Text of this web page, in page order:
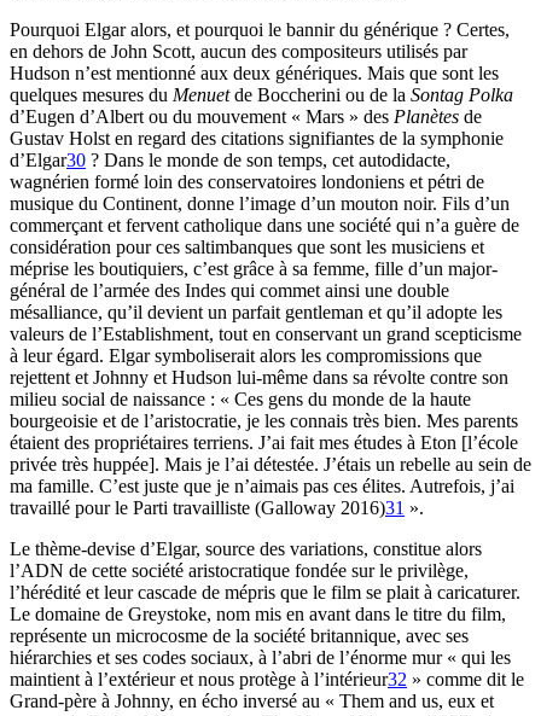
Pourquoi Elgar alors, et pourquoi le bannir du générique ? Certes,
en dehors de John Scott, aucun des compositeurs utilisés par
Hudson n’est mentionné aux deux génériques. Mais que sont les
quelques mesures du Menuetde Boccherini ou de la Sontag Polka
d’Eugen d’Albert ou du mouvement « Mars » des Planètes de
Gustav Holst en regard des citations signifiantes de la symphonie
d’Elgar30 ? Dans le monde de son temps, cet autodidacte,
wagnérien formé loin des conservatoires londoniens et pétri de
musique du Continent, donne l’image d’un mouton noir. Fils d’un
commerçant et fervent catholique dans une société qui n’a guère de
considération pour ces saltimbanques que sont les musiciens et
méprise les boutiquiers, c’est grâce à sa femme, fille d’un major-
général de l’armée des Indes qui commet ainsi une double
mésalliance, qu’il devient un parfait gentleman et qu’il adopte les
valeurs de l’Establishment, tout en conservant un grand scepticisme
à leur égard. Elgar symboliserait alors les compromissions que
rejettent et Johnny et Hudson lui-même dans sa révolte contre son
milieu social de naissance : « Ces gens du monde de la haute
bourgeoisie et de l’aristocratie, je les connais très bien. Mes parents
étaient des propriétaires terriens. J’ai fait mes études à Eton [l’école
privée très huppée]. Mais je l’ai détestée. J’étais un rebelle au sein de
ma famille. C’est juste que je n’aimais pas ces élites. Autrefois, j’ai
travaillé pour le Parti travailliste (Galloway 2016)31 ».
Le thème-devise d’Elgar, source des variations, constitue alors
l’ADN de cette société aristocratique fondée sur le privilège,
l’hérédité et leur cascade de mépris que le film se plait à caricaturer.
Le domaine de Greystoke, nom mis en avant dans le titre du film,
représente un microcosme de la société britannique, avec ses
hiérarchies et ses codes sociaux, à l’abri de l’énorme mur « qui les
maintient à l’extérieur et nous protège à l’intérieur32 » comme dit le
Grand-père à Johnny, en écho inversé au « Them and us, eux et